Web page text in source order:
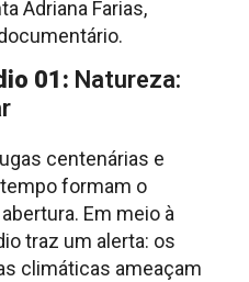
Adriana Farias,
01: Natureza:
centenárias e
formam o
Em meio à
traz um alerta: os
climáticas ameaçam